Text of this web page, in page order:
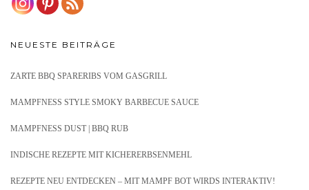
NEUESTE BEITRÄGE
ZARTE BBQ SPARERIBS VOM GASGRILL
MAMPFNESS STYLE SMOKY BARBECUE SAUCE
MAMPFNESS DUST | BBQ RUB
INDISCHE REZEPTE MIT KICHERERBSENMEHL
REZEPTE NEU ENTDECKEN – MIT MAMPF BOT WIRDS INTERAKTIV!